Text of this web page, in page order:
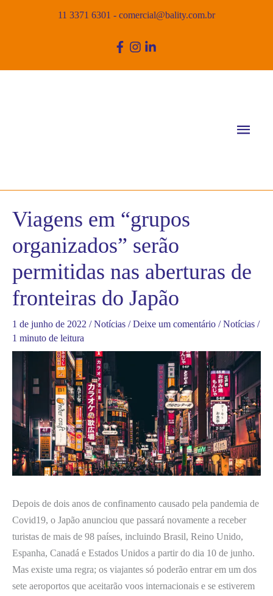
11 3371 6301 - comercial@bality.com.br
Viagens em “grupos
organizados” serão
permitidas nas aberturas de
fronteiras do Japão
1 de junho de 2022 /Notícias /Deixe um comentário /Notícias /
1 minuto de leitura
Depois de dois anos de confinamento causado pela pandemia de
Covid19, o Japão anunciou que passará novamente a receber
turistas de mais de 98 países, incluindo Brasil, Reino Unido,
Espanha, Canadá e Estados Unidos a partir do dia 10 de junho.
Mas existe uma regra; os viajantes só poderão entrar em um dos
sete aeroportos que aceitarão voos internacionais e se estiverem